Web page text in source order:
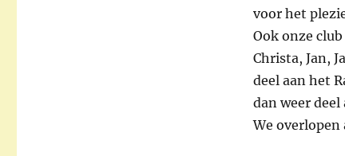
voor het
Ook onze
Christa, Jan,
deel aan het
dan weer
We